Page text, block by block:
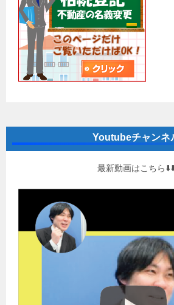
Youtubeチャンネ
最新動画はこちら